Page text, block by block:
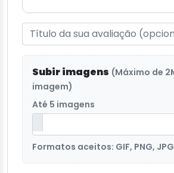
Subir imagens (Máximo de
imagem)
Até 5 imagens
Formatos aceitos: GIF, PNG, JPG,